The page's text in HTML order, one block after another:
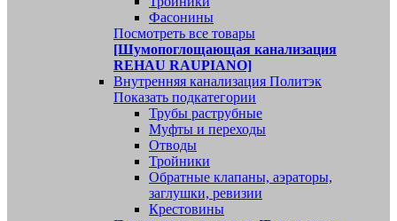
Фасонины
Посмотреть все товары
[Шумопоглощающая канализация
REHAU RAUPIANO]
Внутренняя канализация Политэк
Показать подкатегории
Трубы раструбные
Муфты и переходы
Отводы
Тройники
Обратные клапаны, аэраторы,
заглушки, ревизии
Крестовины